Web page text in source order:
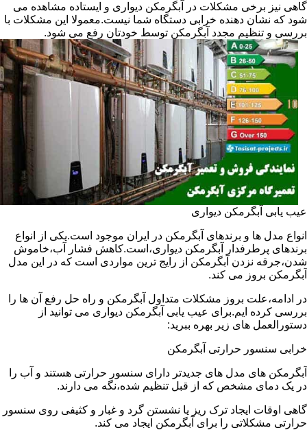
گاهی نیز برخی مشکلات در آبگرمکن دیواری و ایستاده مشاهده می
شود که نشان دهنده خرابی دستگاه شما نیست.معمولا این مشکلات با
بررسی و تنظیم مجدد آبگرمکن توسط خودتان رفع می شود.
عیب یابی آبگرمکن دیواری
انواع مدل ها و برندهای آبگرمکن در ایران موجود است.یکی از انواع
برندهای پرطرفدار آبگرمکن دیواری،است.کاهش فشار آب،خاموش
شدن،جرقه نزدن آبگرمکن از رایج ترین مواردی است که در این مدل
آبگرمکن بروز می کند.
در ادامه،علت بروز مشکلات متداول آبگرمکن و راه حل رفع آن ها را
بررسی کرده ایم.برای عیب یابی آبگرمکن دیواری می توانید از
دستورالعمل های زیر بهره ببرید:
خرابی سنسور حرارتی آبگرمکن
آبگرمکن های مدل های جدیدتر دارای سنسور حرارتی هستند و آب را
در یک دمای مشخص که از قبل تنظیم شده،نگه می دارند.
گاهی اوقات ایجاد ترک ریز یا نشستن گرد و غبار و کثیفی روی سنسور
حرارتی مشکلاتی را برای آبگرمکن ایجاد می کند.